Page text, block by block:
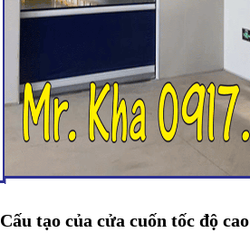
Cấu tạo của cửa cuốn tốc độ cao